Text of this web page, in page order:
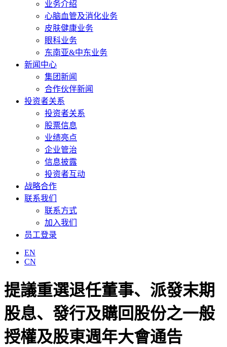
业务介绍
心脑血管及消化业务
皮肤健康业务
眼科业务
东南亚&中东业务
新闻中心
集团新闻
合作伙伴新闻
投资者关系
投资者关系
股票信息
业绩亮点
企业管治
信息披露
投资者互动
战略合作
联系我们
联系方式
加入我们
员工登录
EN
CN
提議重選退任董事、派發末期
股息、發行及購回股份之一般
授權及股東週年大會通告